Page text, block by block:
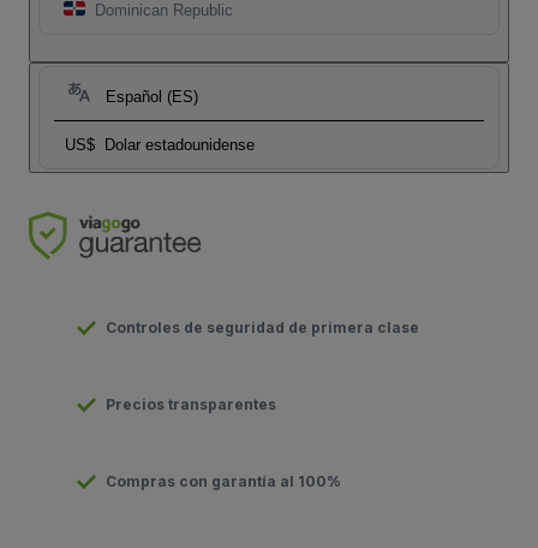
Dominican Republic
Español (ES)
US$ Dolar estadounidense
Controles de seguridad de primera clase
Precios transparentes
Compras con garantía al 100%